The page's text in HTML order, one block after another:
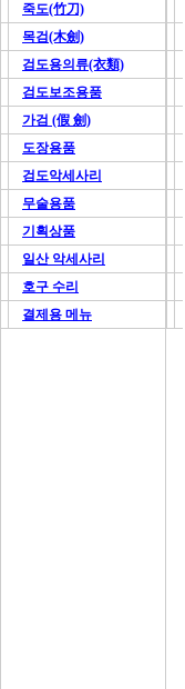
죽도(竹刀)
목검(木劍)
검도용의류(衣類)
검도보조용품
가검 (假 劍)
도장용품
검도악세사리
무술용품
기획상품
일산 악세사리
호구 수리
결제용 메뉴